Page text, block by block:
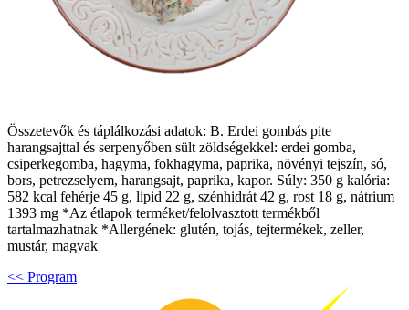
Összetevők és táplálkozási adatok: B. Erdei gombás pite
harangsajttal és serpenyőben sült zöldségekkel: erdei gomba,
csiperkegomba, hagyma, fokhagyma, paprika, növényi tejszín, só,
bors, petrezselyem, harangsajt, paprika, kapor. Súly: 350 g kalória:
582 kcal fehérje 45 g, lipid 22 g, szénhidrát 42 g, rost 18 g, nátrium
1393 mg *Az étlapok terméket/felolvasztott termékből
tartalmazhatnak *Allergének: glutén, tojás, tejtermékek, zeller,
mustár, magvak
<< Program